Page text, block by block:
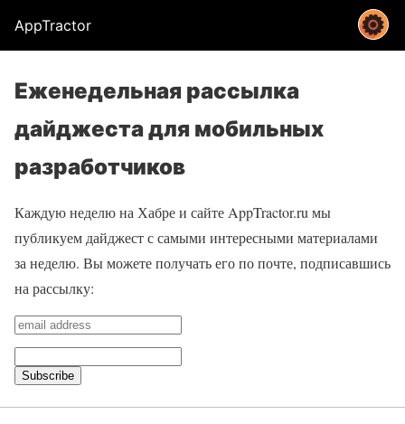
AppTractor
Еженедельная рассылка
дайджеста для мобильных
разработчиков
Каждую неделю на Хабре и сайте AppTractor.ru мы
публикуем дайджест с самыми интересными материалами
за неделю. Вы можете получать его по почте, подписавшись
на рассылку: